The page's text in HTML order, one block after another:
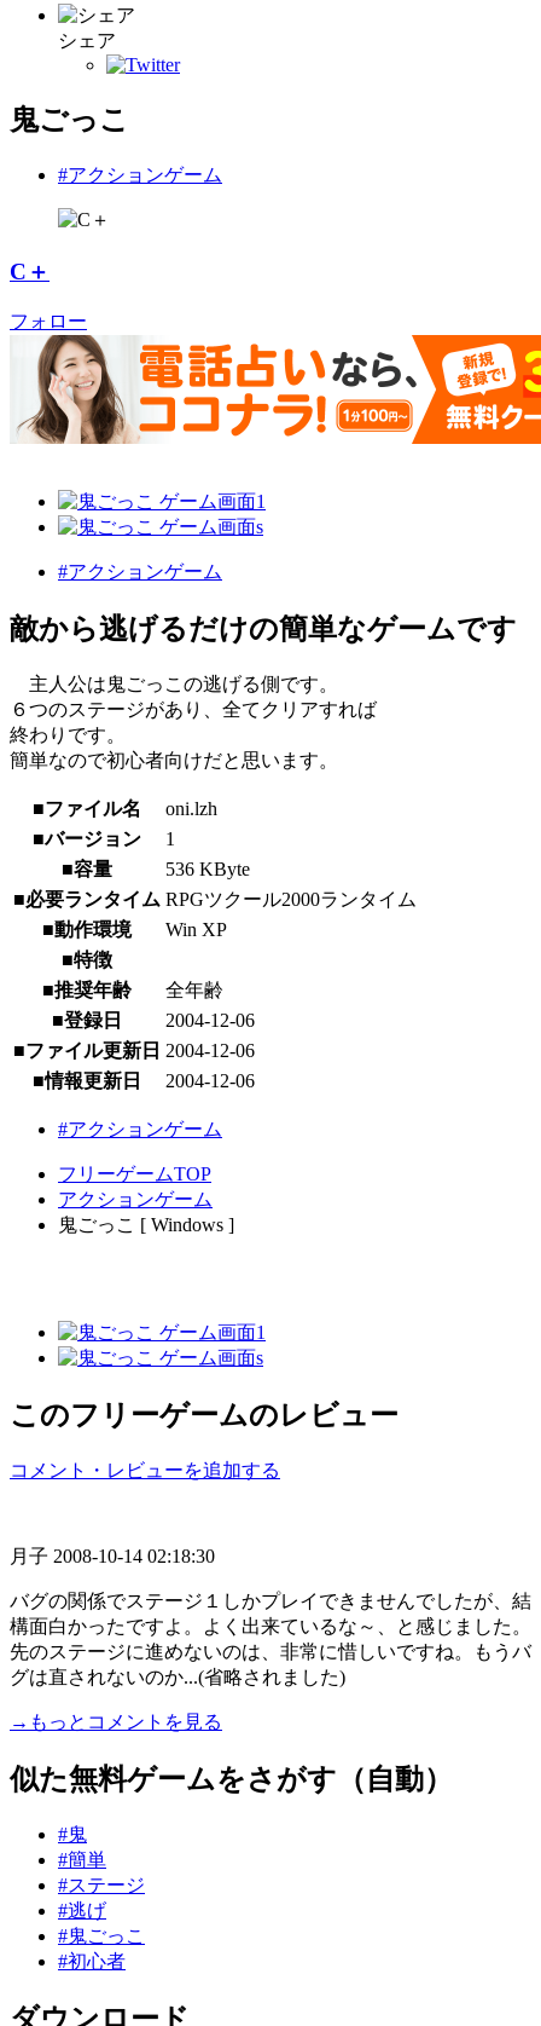
シェア
鬼ごっこ
#アクションゲーム
C＋
フォロー
#アクションゲーム
敵から逃げるだけの簡単なゲームです
主人公は鬼ごっこの逃げる側です。
６つのステージがあり、全てクリアすれば
終わりです。
簡単なので初心者向けだと思います。
■ファイル名
oni.lzh
■バージョン
1
■容量
536 KByte
■必要ランタイム RPGツクール2000ランタイム
■動作環境
Win XP
■特徴
■推奨年齢
全年齢
■登録日
2004-12-06
■ファイル更新日 2004-12-06
■情報更新日
2004-12-06
#アクションゲーム
フリーゲームTOP
アクションゲーム
鬼ごっこ [ Windows ]
このフリーゲームのレビュー
コメント・レビューを追加する
月子 2008-10-14 02:18:30
バグの関係でステージ１しかプレイできませんでしたが、結
構面白かったですよ。よく出来ているな～、と感じました。
先のステージに進めないのは、非常に惜しいですね。もうバ
グは直されないのか...(省略されました)
→もっとコメントを見る
似た無料ゲームをさがす（自動）
#鬼
#簡単
#ステージ
#逃げ
#鬼ごっこ
#初心者
ダウンロード